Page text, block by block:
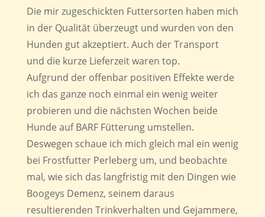
Die mir zugeschickten Futtersorten haben mich
in der Qualität überzeugt und wurden von den
Hunden gut akzeptiert. Auch der Transport
und die kurze Lieferzeit waren top.
Aufgrund der offenbar positiven Effekte werde
ich das ganze noch einmal ein wenig weiter
probieren und die nächsten Wochen beide
Hunde auf BARF Fütterung umstellen.
Deswegen schaue ich mich gleich mal ein wenig
bei Frostfutter Perleberg um, und beobachte
mal, wie sich das langfristig mit den Dingen wie
Boogeys Demenz, seinem daraus
resultierenden Trinkverhalten und Gejammere,